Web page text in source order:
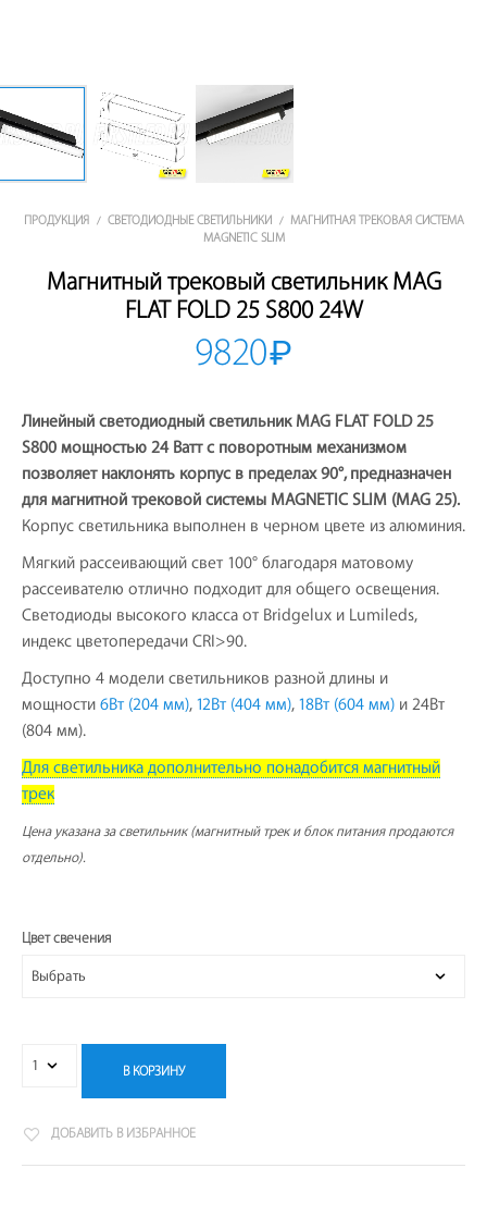
ПРОДУКЦИЯ / СВЕТОДИОДНЫЕ СВЕТИЛЬНИКИ /
МАГНИТНАЯ ТРЕКОВАЯ СИСТЕМА
MAGNETIC SLIM
Магнитный трековый светильник MAG
FLAT FOLD 25 S800 24W
9820₽
Линейный светодиодный светильник MAG FLAT FOLD 25
S800 мощностью 24 Ватт с поворотным механизмом
позволяет наклонять корпус в пределах 90°, предназначен
для магнитной трековой системы MAGNETIC SLIM (MAG 25).
Корпус светильника выполнен в черном цвете из алюминия.
Мягкий рассеивающий свет 100° благодаря матовому
рассеивателю отлично подходит для общего освещения.
Светодиоды высокого класса от Bridgelux и Lumileds,
индекс цветопередачи CRI>90.
Доступно 4 модели светильников разной длины и
мощности 6Вт (204 мм), 12Вт (404 мм), 18Вт (604 мм) и 24Вт
(804 мм).
Для светильника дополнительно понадобится магнитный
трек
Цена указана за светильник (магнитный трек и блок питания продаются
отдельно).
Цвет свечения
В КОРЗИНУ
ДОБАВИТЬ В ИЗБРАННОЕ